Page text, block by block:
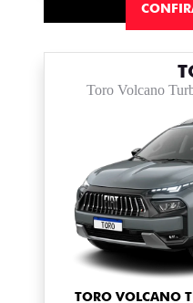
Toro Volcano
TORO VOLCANO